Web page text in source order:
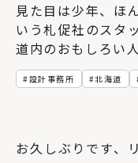
設計事務所 北海道
見た目は少年、ほ
いう札促社のスタ
道内のおもしろい
お久しぶりです、